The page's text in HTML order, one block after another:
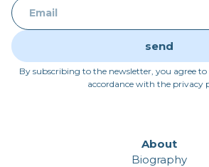
By subscribing to the newsletter, you agree
accordance with the privacy
About
Biography